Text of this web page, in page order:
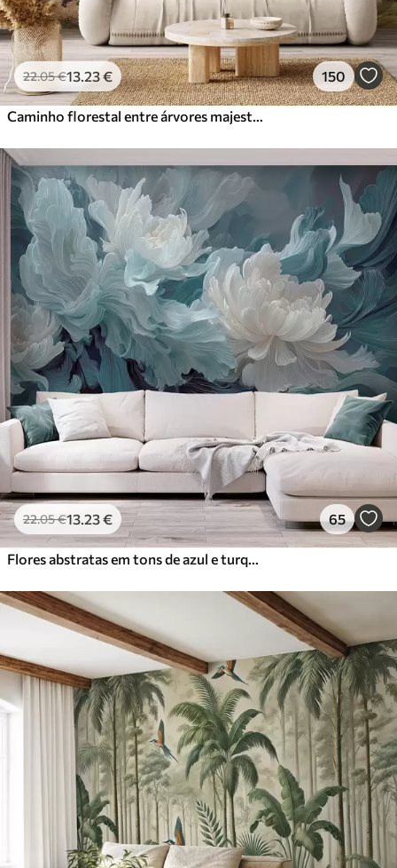
22.05€13 .23€ 150
22.05€13 .23€ 65